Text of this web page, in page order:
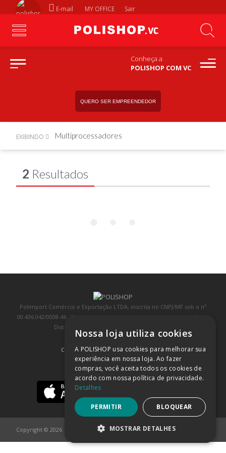
E-mail MY OFFICE Sair
Conheça a
POLISHOP COM VC
QUERO SER EMPREENDEDOR
EXIBINDO Multiprocessadores
2 Resultados
Polimport Comércio e Exportação LTDA, inscrita no CNPJ/MF sob o nº
00.436.042/0008-46, IE 407.458.707.103, com sede na Rua Kanebo, nº 175,
Distrito Industrial, Jundiaí/SP, CEP: 13213-090
COMPRA 100% SEGURA (SAIBA MAIS)
BAIXE NOSSO APP
Copyright © 2026
Nossa loja utiliza cookies
A POLISHOP usa cookies para melhorar sua
experiência em nossa loja. Ao fazer
compras, você aceita todos os cookies de
acordo com nossa política de privacidade.
Detalhes
PERMITIR BLOQUEAR
MOSTRAR DETALHES
ESTRITAMENTE NECESSÁRIOS